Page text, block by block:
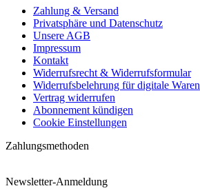
Zahlung & Versand
Privatsphäre und Datenschutz
Unsere AGB
Impressum
Kontakt
Widerrufsrecht & Widerrufsformular
Widerrufsbelehrung für digitale Waren
Vertrag widerrufen
Abonnement kündigen
Cookie Einstellungen
Zahlungsmethoden
Newsletter-Anmeldung